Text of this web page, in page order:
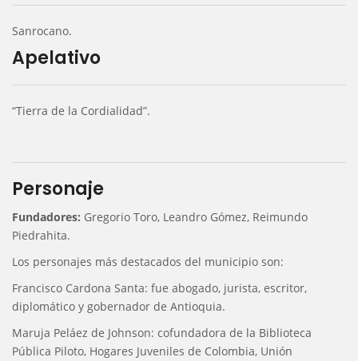
Sanrocano.
Apelativo
“Tierra de la Cordialidad”.
Personaje
Fundadores: Gregorio Toro, Leandro Gómez, Reimundo
Piedrahita.
Los personajes más destacados del municipio son:
Francisco Cardona Santa: fue abogado, jurista, escritor,
diplomático y gobernador de Antioquia.
Maruja Peláez de Johnson: cofundadora de la Biblioteca
Pública Piloto, Hogares Juveniles de Colombia, Unión